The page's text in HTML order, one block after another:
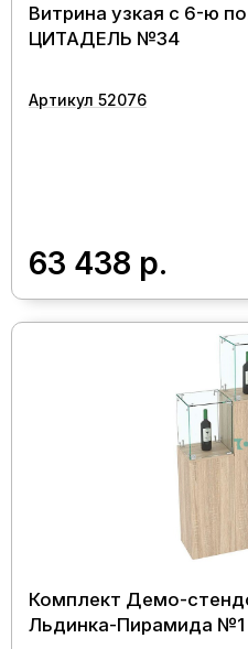
Витрина узкая с 6-ю
ЦИТАДЕЛЬ №34
Артикул 52076
63 438 р.
Комплект Демо-
Льдинка-Пирамида №1